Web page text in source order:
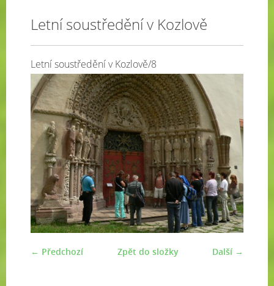
Letní soustředění v Kozlově
Letní soustředění v Kozlově/8
← Předchozí Další →
Zpět do složky